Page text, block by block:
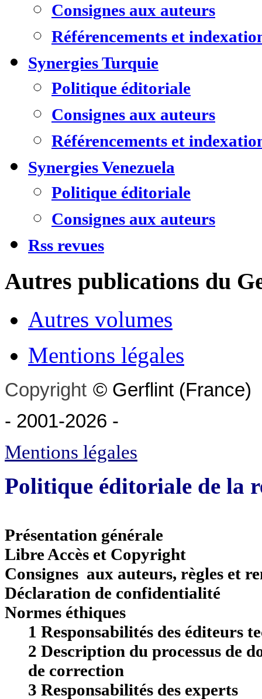
Consignes aux auteurs
Référencements et
Synergies Turquie
Politique éditoriale
Consignes aux auteurs
Référencements et
Synergies Venezuela
Politique éditoriale
Consignes aux auteurs
Rss revues
Autres publications du
Autres volumes
Mentions légales
Copyright © Gerflint (France)
- 2001-2026 -
Mentions légales
Politique éditoriale de la
Présentation générale
Libre Accès et Copyright
Consignes aux auteurs, règles et
Déclaration de confidentialité
Normes éthiques
1 Responsabilités des éditeurs
2 Description du processus de
de correction
3 Responsabilités des experts